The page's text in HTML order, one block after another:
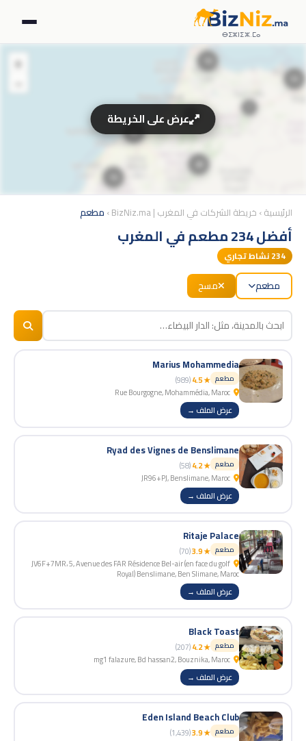
ⴱⵉⵣⵏⵉⵣ.ⵎⴰ
الرئيسية› خريطة الشركات في المغرب | BizNiz.ma › مطعم
أفضل 234 مطعم في المغرب
234نشاط تجاري
مطعم مسح
Marius Mohammedia
مطعم ★ 4.5
(989)
عرض الملف →
Ryad des Vignes de Benslimane
مطعم ★ 4.2
(58)
عرض الملف →
Ritaje Palace
مطعم ★ 3.9
(70)
JV6F+7MR، 5, Avenue des FAR Résidence Bel-air (en face du golf
Royal) Benslimane, Ben Slimane, Maroc
عرض الملف →
Black Toast
مطعم ★ 4.2
(207)
عرض الملف →
Eden Island Beach Club
مطعم ★ 3.9
(1,439)
🏢
6
16
35
+
BizNiz.ma
عرض على الخريطة